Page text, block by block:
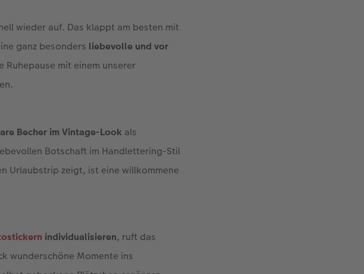
wieder auf. Das klappt am besten mit
ganz besonders liebevolle und vor
mit einem unserer
Becher im Vintage-Look als
Botschaft im Handlettering-Stil
Urlaubstrip zeigt, ist eine willkommene
individualisieren, ruft das
wunderschöne Momente ins